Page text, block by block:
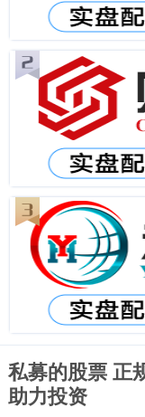
私募的股票 正
助力投资